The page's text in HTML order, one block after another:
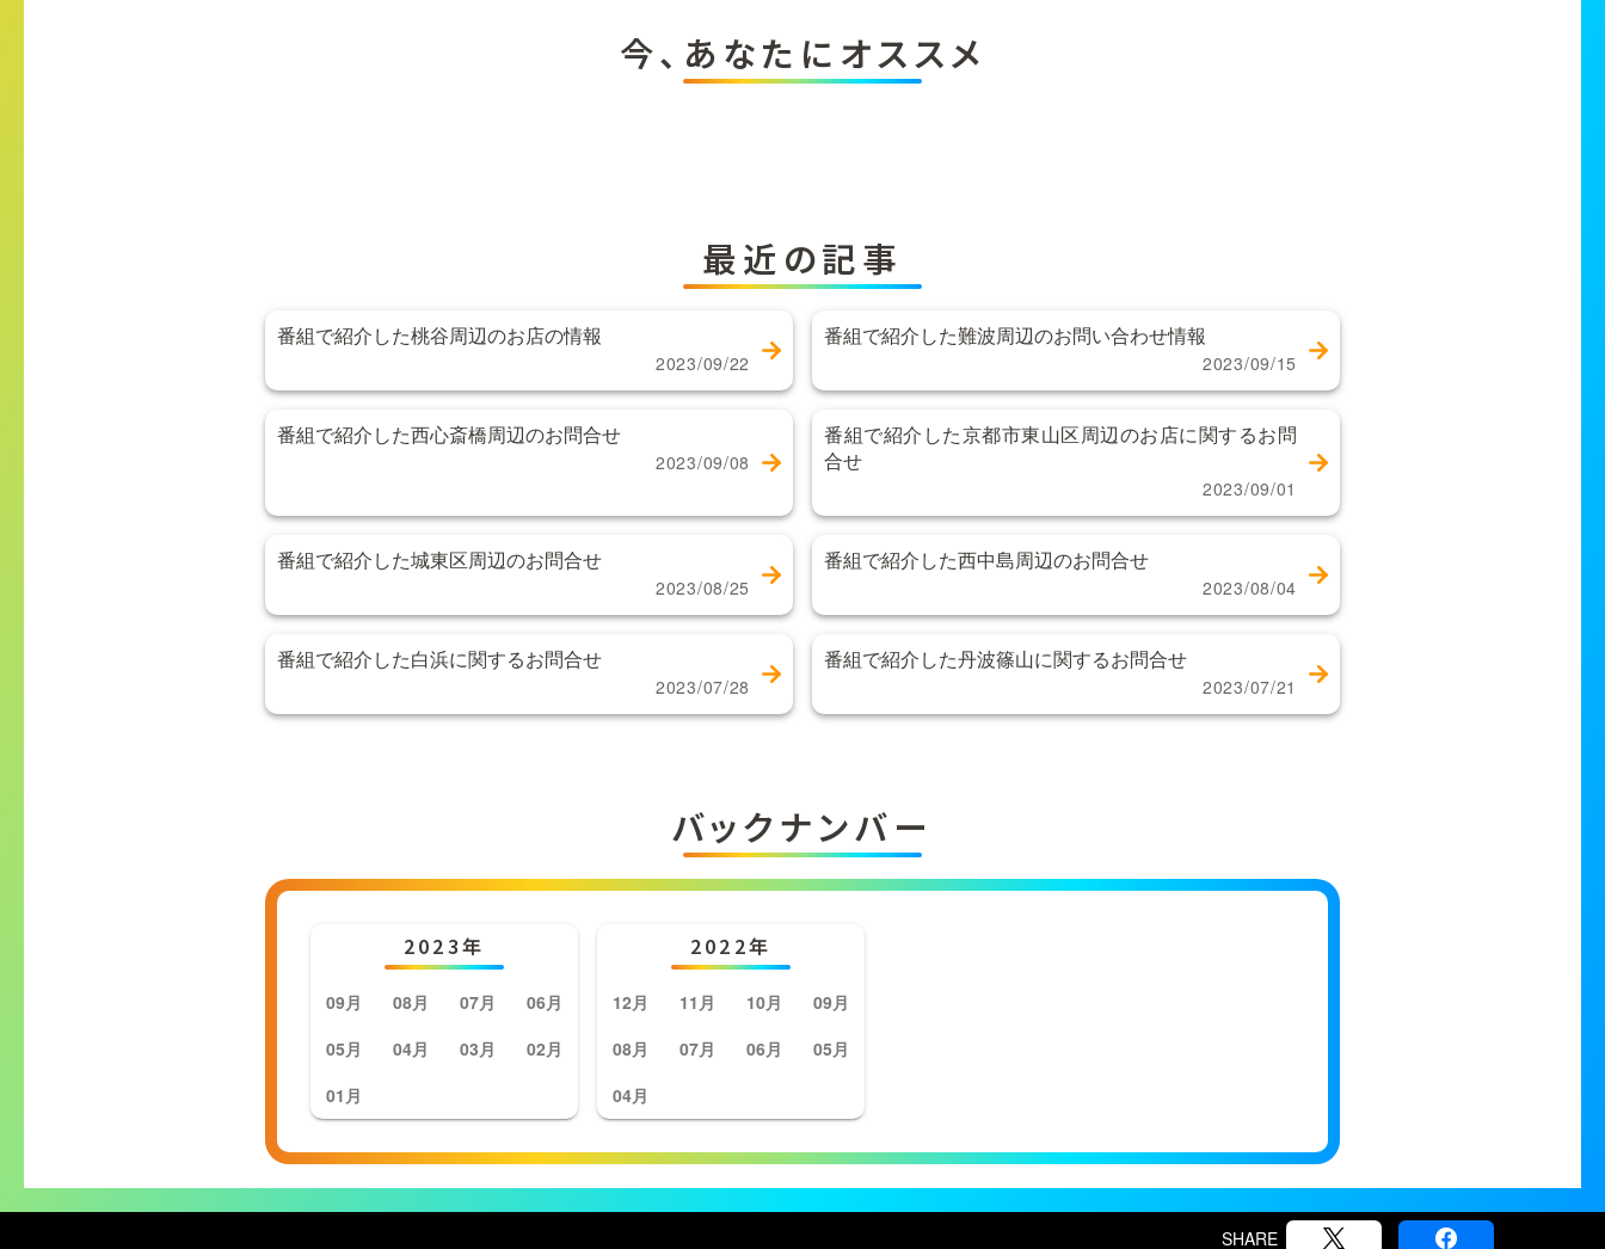
今、あなたにオススメ
最近の記事
番組で紹介した桃谷周辺のお店の情報
2023/09/22
番組で紹介した難波周辺のお問い合わせ情報
2023/09/15
番組で紹介した西心斎橋周辺のお問合せ
2023/09/08
番組で紹介した京都市東山区周辺のお店に関するお問
合せ
2023/09/01
番組で紹介した城東区周辺のお問合せ
2023/08/25
番組で紹介した西中島周辺のお問合せ
2023/08/04
番組で紹介した白浜に関するお問合せ
2023/07/28
番組で紹介した丹波篠山に関するお問合せ
2023/07/21
バックナンバー
2023年
09月 08月 07月
06月
05月
04月 03月
02月
01月
2022年
12月 11月 10月
09月
08月
07月 06月
05月
04月
SHARE